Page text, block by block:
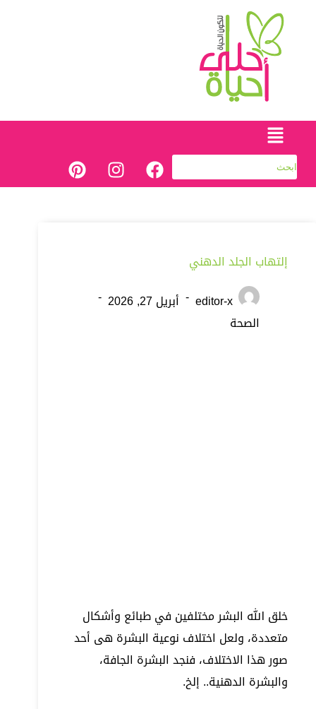
إلتهاب الجلد الدهني
editor-x
أبريل 27, 2026
الصحة
خلق الله البشر مختلفين في طبائع وأشكال
متعددة، ولعل اختلاف نوعية البشرة هى أحد
صور هذا الاختلاف، فنجد البشرة الجافة،
والبشرة الدهنية.. إلخ.